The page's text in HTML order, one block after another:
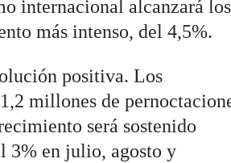
internacional alcanzará los
más intenso, del 4,5%.
positiva. Los
millones de
será sostenido
3% en julio, agosto y